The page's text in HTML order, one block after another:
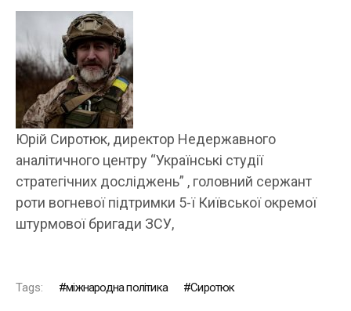
Юрій Сиротюк, директор Недержавного
аналітичного центру “Українські студії
стратегічних досліджень” , головний сержант
роти вогневої підтримки 5-ї Київської окремої
штурмової бригади ЗСУ,
Tags: міжнародна політика Сиротюк